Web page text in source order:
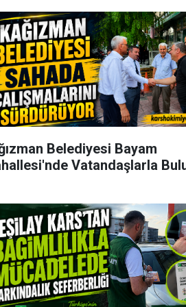
Belediyesi Bayam
Vatandaşlarla